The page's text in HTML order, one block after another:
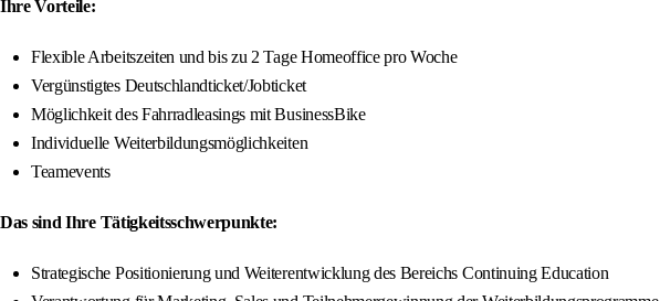
Ihre Vorteile:
Flexible Arbeitszeiten und bis zu 2 Tage Homeoffice pro Woche
Vergünstigtes Deutschlandticket/Jobticket
Möglichkeit des Fahrradleasings mit BusinessBike
Individuelle Weiterbildungsmöglichkeiten
Teamevents
Das sind Ihre Tätigkeitsschwerpunkte:
Strategische Positionierung und Weiterentwicklung des Bereichs Continuing Education